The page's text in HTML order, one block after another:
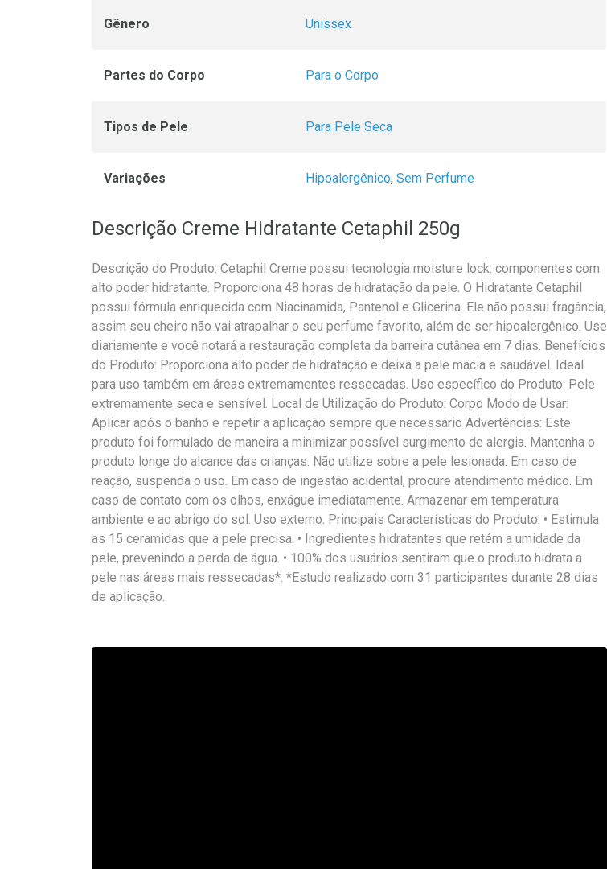
Gênero Unissex
Partes do Corpo Para o Corpo
Tipos de Pele Para Pele Seca
Variações Hipoalergênico, Sem Perfume
Descrição Creme Hidratante Cetaphil 250g
Descrição do Produto: Cetaphil Creme possui tecnologia moisture lock: componentes com
alto poder hidratante. Proporciona 48 horas de hidratação da pele. O Hidratante Cetaphil
possui fórmula enriquecida com Niacinamida, Pantenol e Glicerina. Ele não possui fragância,
assim seu cheiro não vai atrapalhar o seu perfume favorito, além de ser hipoalergênico. Use
diariamente e você notará a restauração completa da barreira cutânea em 7 dias. Benefícios
do Produto: Proporciona alto poder de hidratação e deixa a pele macia e saudável. Ideal
para uso também em áreas extremamentes ressecadas. Uso específico do Produto: Pele
extremamente seca e sensível. Local de Utilização do Produto: Corpo Modo de Usar:
Aplicar após o banho e repetir a aplicação sempre que necessário Advertências: Este
produto foi formulado de maneira a minimizar possível surgimento de alergia. Mantenha o
produto longe do alcance das crianças. Não utilize sobre a pele lesionada. Em caso de
reação, suspenda o uso. Em caso de ingestão acidental, procure atendimento médico. Em
caso de contato com os olhos, enxágue imediatamente. Armazenar em temperatura
ambiente e ao abrigo do sol. Uso externo. Principais Características do Produto: • Estimula
as 15 ceramidas que a pele precisa. • Ingredientes hidratantes que retém a umidade da
pele, prevenindo a perda de água. • 100% dos usuários sentiram que o produto hidrata a
pele nas áreas mais ressecadas*. *Estudo realizado com 31 participantes durante 28 dias
de aplicação.